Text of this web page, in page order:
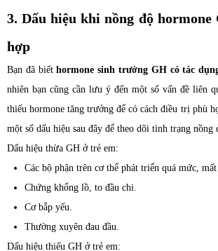
3. Dấu hiệu khi nồng độ hormone
hợp
Bạn đã biếthormone sinh trưởng GH có tác
nhiên bạn cũng cần lưu ý đến một số vấn đề liên
thiếu hormone tăng trưởng để có cách điều trị phù
một số dấu hiệu sau đây để theo dõi tình trạng nồng
Dấu hiệu thừa GH ở trẻ em:
Các bộ phận trên cơ thể phát triển quá mức, mất
Chứng khổng lồ, to đầu chi.
Cơ bắp yếu.
Thường xuyên đau đầu.
Dấu hiệu thiếu GH ở trẻ em: